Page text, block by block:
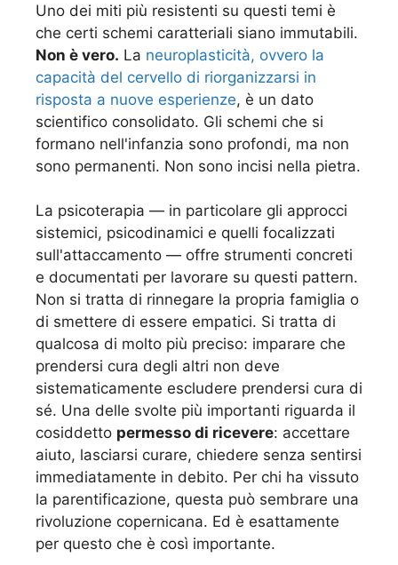
Uno dei miti più resistenti su questi temi è
che certi schemi caratteriali siano immutabili.
Non è vero. La neuroplasticità, ovvero la
capacità del cervello di riorganizzarsi in
risposta a nuove esperienze, è un dato
scientifico consolidato. Gli schemi che si
formano nell'infanzia sono profondi, ma non
sono permanenti. Non sono incisi nella pietra.
La psicoterapia — in particolare gli approcci
sistemici, psicodinamici e quelli focalizzati
sull'attaccamento — offre strumenti concreti
e documentati per lavorare su questi pattern.
Non si tratta di rinnegare la propria famiglia o
di smettere di essere empatici. Si tratta di
qualcosa di molto più preciso: imparare che
prendersi cura degli altri non deve
sistematicamente escludere prendersi cura di
sé. Una delle svolte più importanti riguarda il
cosiddetto permesso di ricevere: accettare
aiuto, lasciarsi curare, chiedere senza sentirsi
immediatamente in debito. Per chi ha vissuto
la parentificazione, questa può sembrare una
rivoluzione copernicana. Ed è esattamente
per questo che è così importante.